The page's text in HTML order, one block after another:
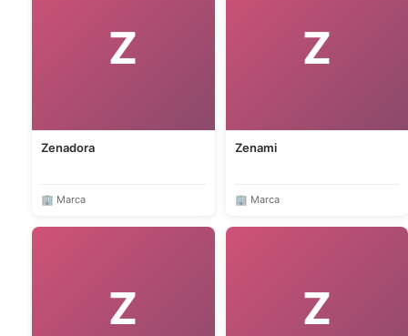
Z
Zenadora
🏢 Marca
Z
Zenami
🏢 Marca
Z Z